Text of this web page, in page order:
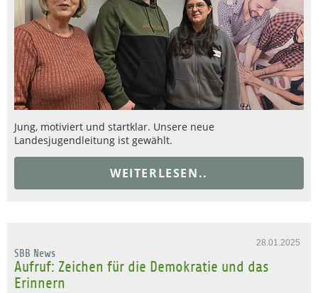
Jung, motiviert und startklar. Unsere neue
Landesjugendleitung ist gewählt.
WEITERLESEN..
28.01.2025
SBB News
Aufruf: Zeichen für die Demokratie und das
Erinnern